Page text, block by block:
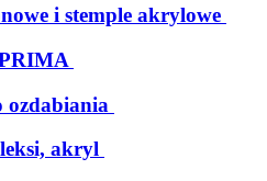
i stemple akrylowe
ozdabiania
akryl